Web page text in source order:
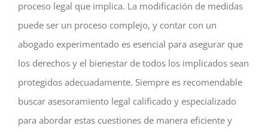
proceso legal que implica. La modificación de medidas
puede ser un proceso complejo, y contar con un
abogado experimentado es esencial para asegurar que
los derechos y el bienestar de todos los implicados sean
protegidos adecuadamente. Siempre es recomendable
buscar asesoramiento legal calificado y especializado
para abordar estas cuestiones de manera eficiente y